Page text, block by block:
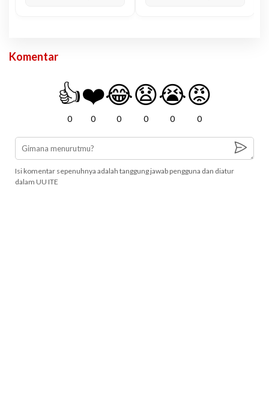
Komentar
👍
0
❤️
0
😂
0
😧
0
😭
0
😡
0
Isi komentar sepenuhnya adalah tanggung jawab pengguna dan diatur
dalam UU ITE